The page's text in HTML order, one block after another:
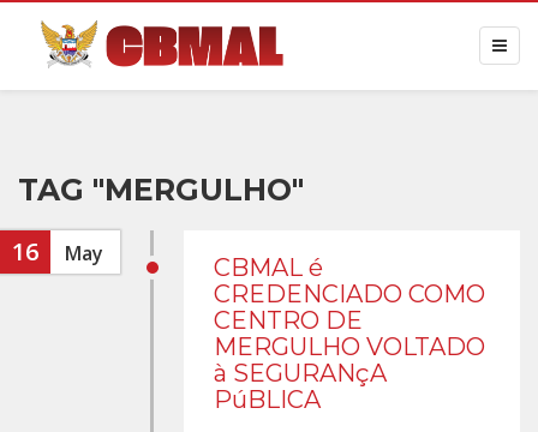
TAG "MERGULHO"
16 May
CBMAL é
CREDENCIADO COMO
CENTRO DE
MERGULHO VOLTADO
à SEGURANçA
PúBLICA